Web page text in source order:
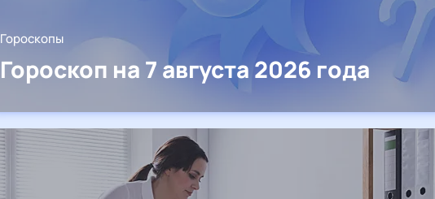
Гороскопы
Гороскоп на 7 августа 2026 года